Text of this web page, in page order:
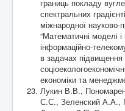
границь покладу
спектральних
міжнародної науково-
“Математичні моделі і
інформаційно-
в задачах підвищення
економіки та
Лукин В.В.,
С.С., Зеленский А.А.,